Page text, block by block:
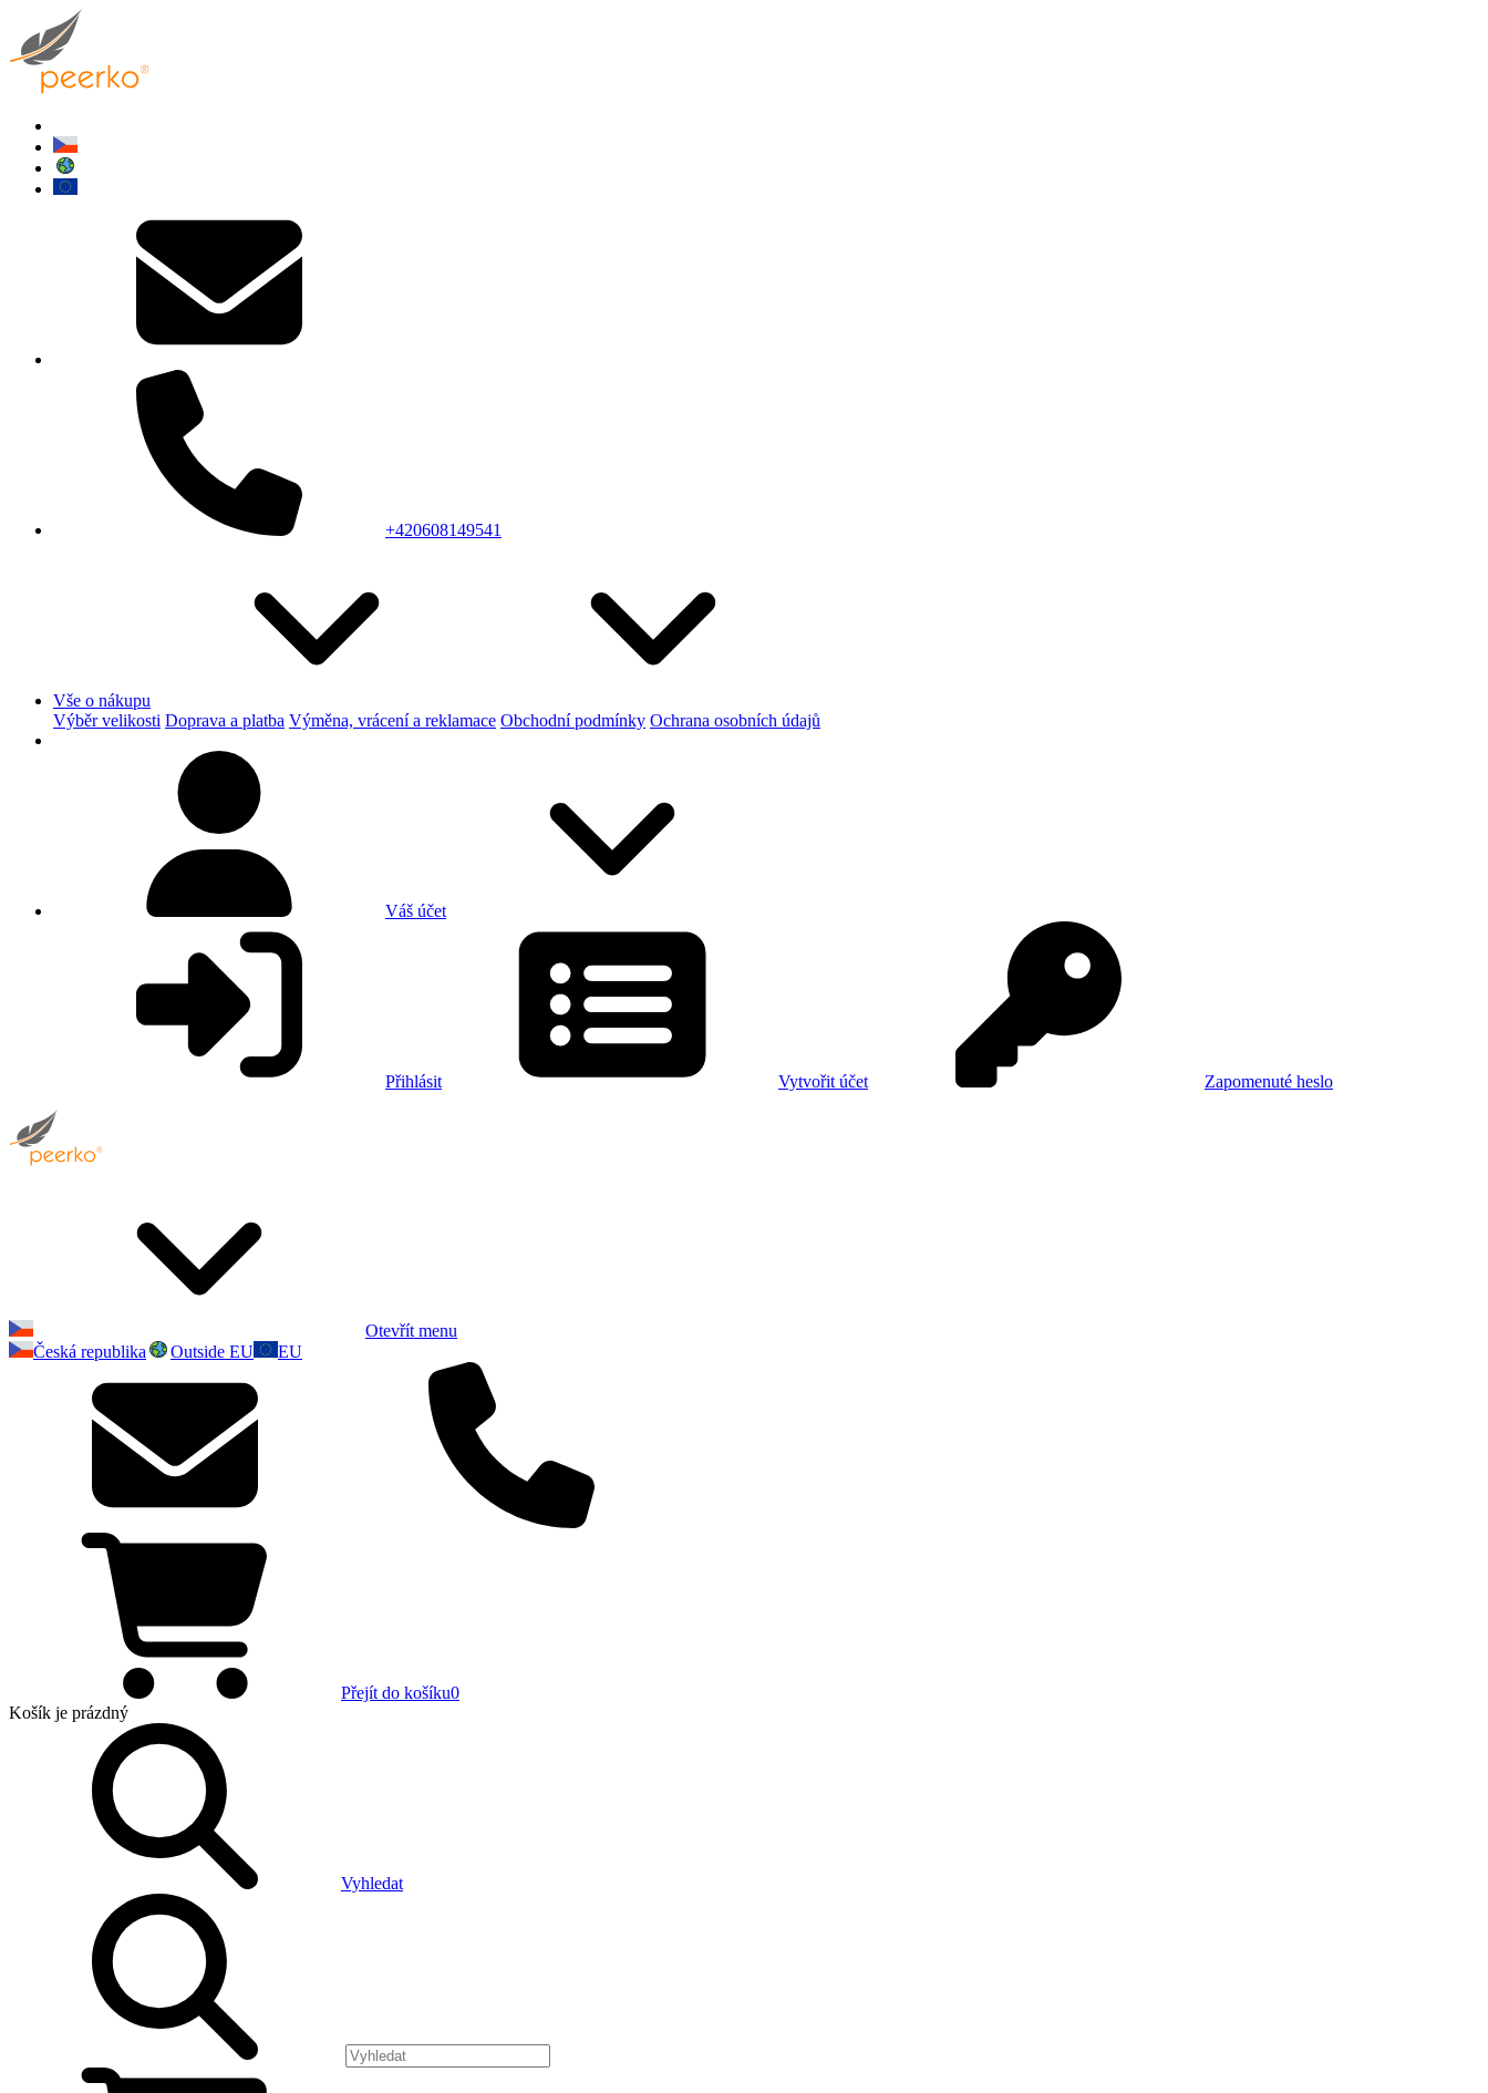
+420608149541
Vše o nákupu
Výběr velikosti Doprava a platba Výměna, vrácení a reklamace Obchodní podmínky Ochrana osobních údajů
Váš účet
Přihlásit Vytvořit účet Zapomenuté heslo
Otevřít menu
Česká republika
Outside EU EU
Přejít do košíku0
Košík je prázdný
Vyhledat